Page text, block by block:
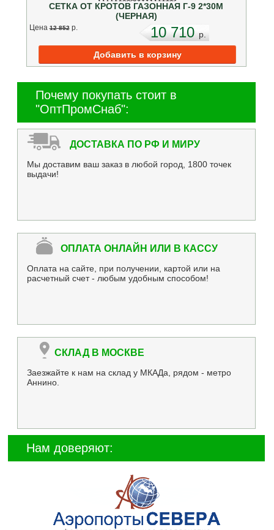
СЕТКА ОТ КРОТОВ ГАЗОННАЯ Г-9 2*30М
(ЧЕРНАЯ)
Цена 12 852 p. 10 710p.
Почему покупать стоит в
"ОптПромСнаб":
ДОСТАВКА ПО РФ И МИРУ
Мы доставим ваш заказ в любой город, 1800 точек
выдачи!
ОПЛАТА ОНЛАЙН ИЛИ В КАССУ
Оплата на сайте, при получении, картой или на
расчетный счет - любым удобным способом!
СКЛАД В МОСКВЕ
Заезжайте к нам на склад у МКАДа, рядом - метро
Аннино.
Нам доверяют: